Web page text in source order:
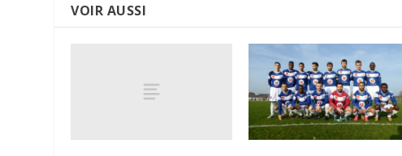
VOIR AUSSI